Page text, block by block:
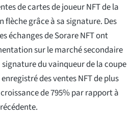
de cartes de joueur NFT de la
grâce à sa signature. Des
échanges de Sorare NFT ont
sur le marché secondaire
du vainqueur de la coupe
des ventes NFT de plus
de 795% par rapport à